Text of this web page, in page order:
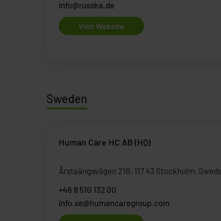
info@russka.de
Visit Website
Sweden
Human Care HC AB (HQ)
Årstaängsvägen 21B, 117 43 Stockholm,
+46 8 510 132 00
info.se@humancaregroup.com